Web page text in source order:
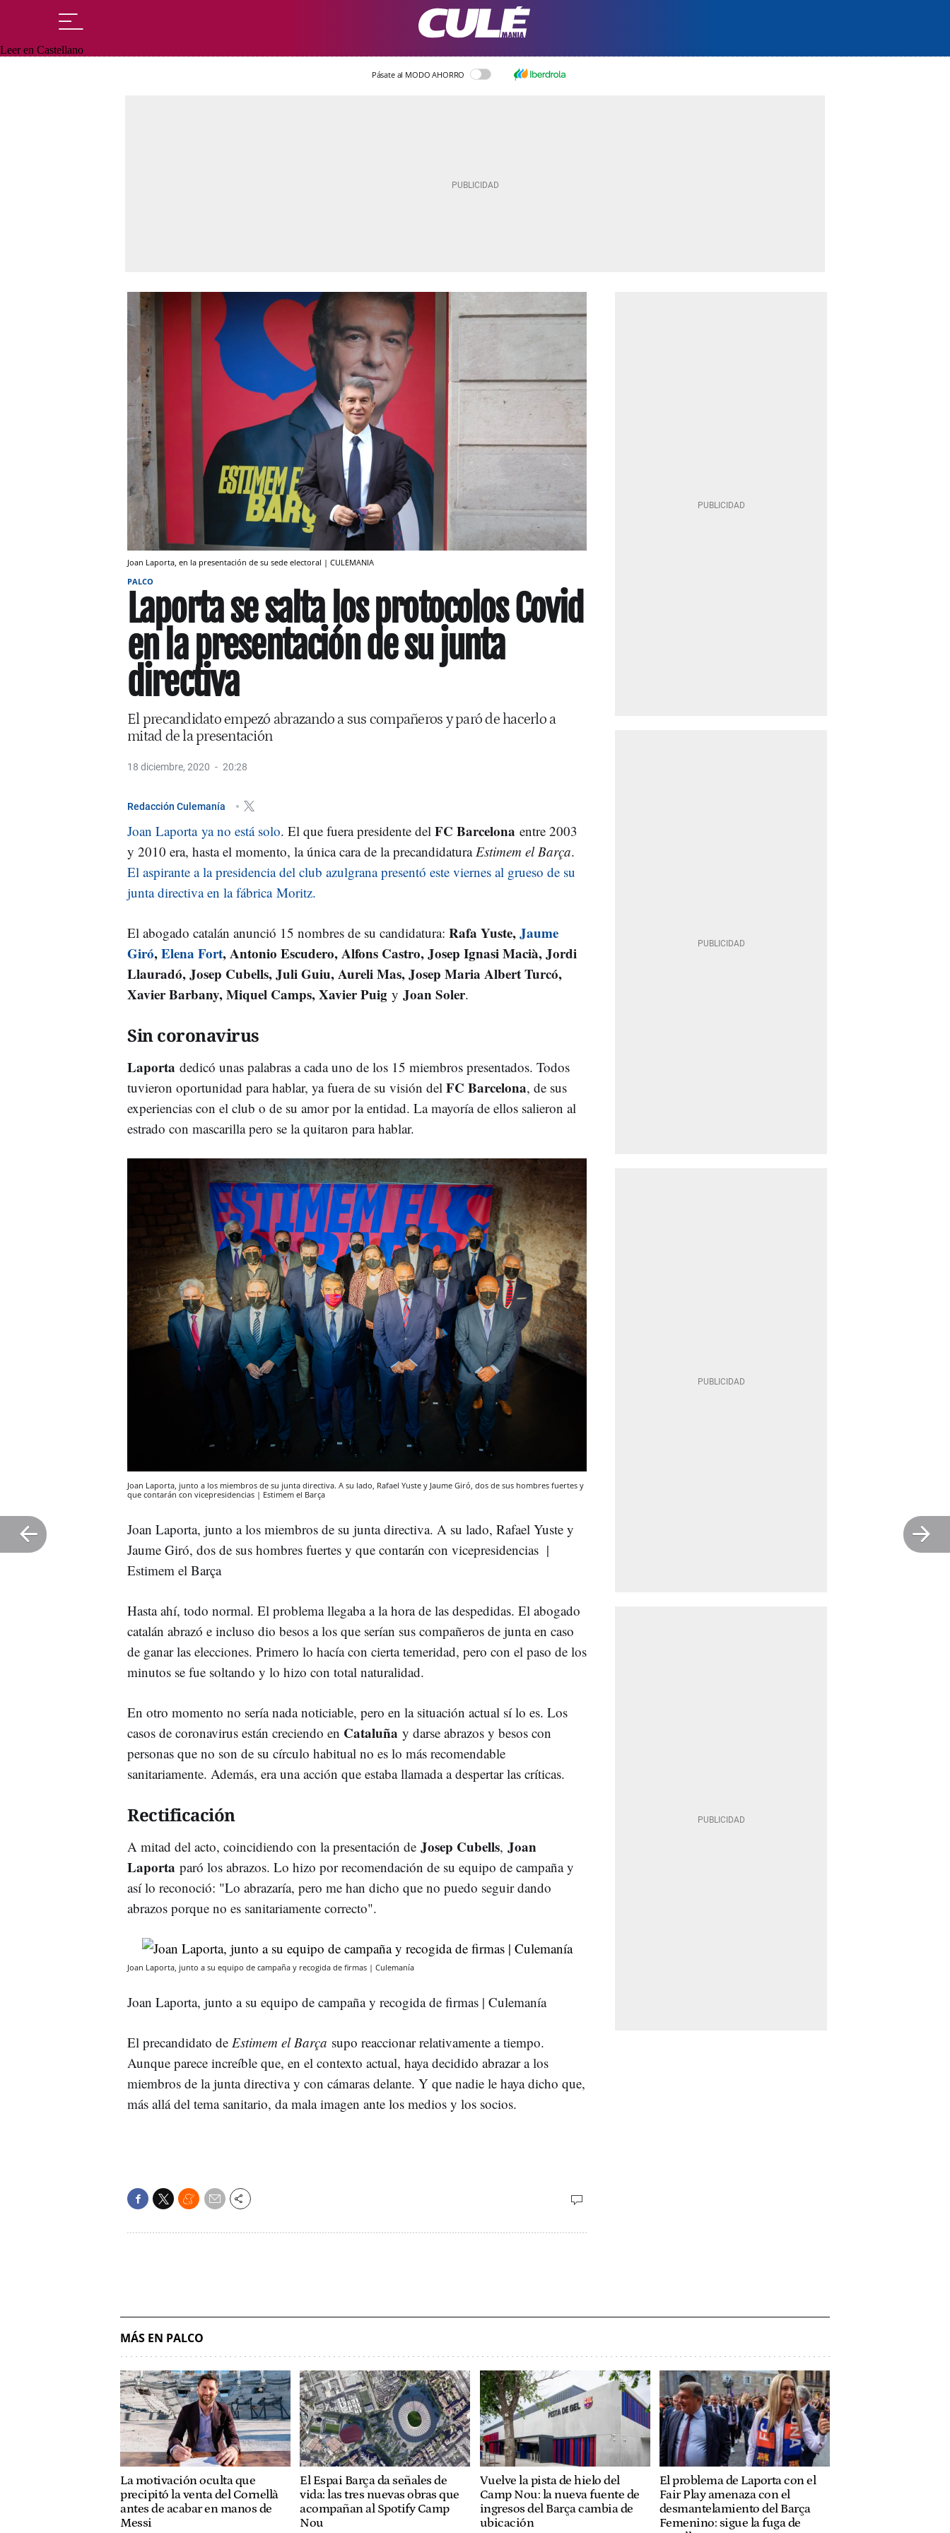
Leer en Castellano
Pásate al MODO AHORRO
Joan Laporta, en la presentación de su sede electoral | CULEMANIA
PALCO
Laporta se salta los protocolos Covid
en la presentación de su junta
directiva
El precandidato empezó abrazando a sus compañeros y paró de hacerlo a
mitad de la presentación
18 diciembre, 2020 20:28
Redacción Culemanía
Joan Laporta ya no está solo. El que fuera presidente del FC Barcelona entre 2003
y 2010 era, hasta el momento, la única cara de la precandidatura Estimem el Barça.
El aspirante a la presidencia del club azulgrana presentó este viernes al grueso de su
junta directiva en la fábrica Moritz.
El abogado catalán anunció 15 nombres de su candidatura: Rafa Yuste,Jaume
Giró,Elena Fort, Antonio Escudero, Alfons Castro, Josep Ignasi Macià, Jordi
Llauradó, Josep Cubells, Juli Guiu, Aureli Mas, Josep Maria Albert Turcó,
Xavier Barbany, Miquel Camps, Xavier Puig y Joan Soler.
Sin coronavirus
Laporta dedicó unas palabras a cada uno de los 15 miembros presentados. Todos
tuvieron oportunidad para hablar, ya fuera de su visión del FC Barcelona, de sus
experiencias con el club o de su amor por la entidad. La mayoría de ellos salieron al
estrado con mascarilla pero se la quitaron para hablar.
Joan Laporta, junto a los miembros de su junta directiva. A su lado, Rafael Yuste y Jaume Giró, dos de sus hombres fuertes y
que contarán con vicepresidencias | Estimem el Barça
Joan Laporta, junto a los miembros de su junta directiva. A su lado, Rafael Yuste y
Jaume Giró, dos de sus hombres fuertes y que contarán con vicepresidencias |
Estimem el Barça
Hasta ahí, todo normal. El problema llegaba a la hora de las despedidas. El abogado
catalán abrazó e incluso dio besos a los que serían sus compañeros de junta en caso
de ganar las elecciones. Primero lo hacía con cierta temeridad, pero con el paso de los
minutos se fue soltando y lo hizo con total naturalidad.
En otro momento no sería nada noticiable, pero en la situación actual sí lo es. Los
casos de coronavirus están creciendo en Cataluña y darse abrazos y besos con
personas que no son de su círculo habitual no es lo más recomendable
sanitariamente. Además, era una acción que estaba llamada a despertar las críticas.
Rectificación
A mitad del acto, coincidiendo con la presentación de Josep Cubells, Joan
Laporta paró los abrazos. Lo hizo por recomendación de su equipo de campaña y
así lo reconoció: "Lo abrazaría, pero me han dicho que no puedo seguir dando
abrazos porque no es sanitariamente correcto".
Joan Laporta, junto a su equipo de campaña y recogida de firmas | Culemanía
Joan Laporta, junto a su equipo de campaña y recogida de firmas | Culemanía
El precandidato de Estimem el Barça supo reaccionar relativamente a tiempo.
Aunque parece increíble que, en el contexto actual, haya decidido abrazar a los
miembros de la junta directiva y con cámaras delante. Y que nadie le haya dicho que,
más allá del tema sanitario, da mala imagen ante los medios y los socios.
MÁS EN PALCO
La motivación oculta que
precipitó la venta del Cornellà
antes de acabar en manos de
Messi
El Espai Barça da señales de
vida: las tres nuevas obras que
acompañan al Spotify Camp
Nou
Vuelve la pista de hielo del
Camp Nou: la nueva fuente de
ingresos del Barça cambia de
ubicación
El problema de Laporta con el
Fair Play amenaza con el
desmantelamiento del Barça
Femenino: sigue la fuga de